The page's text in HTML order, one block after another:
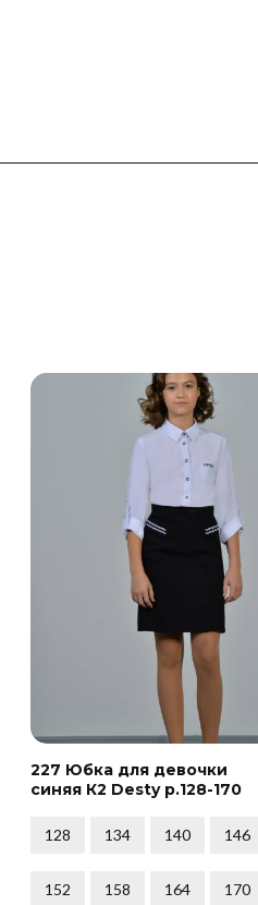
227 Юбка для девочки
синяя К2 Desty р.128-170
128 134 140 146
152 158 164 170